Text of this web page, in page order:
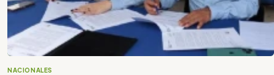
NACIONALES